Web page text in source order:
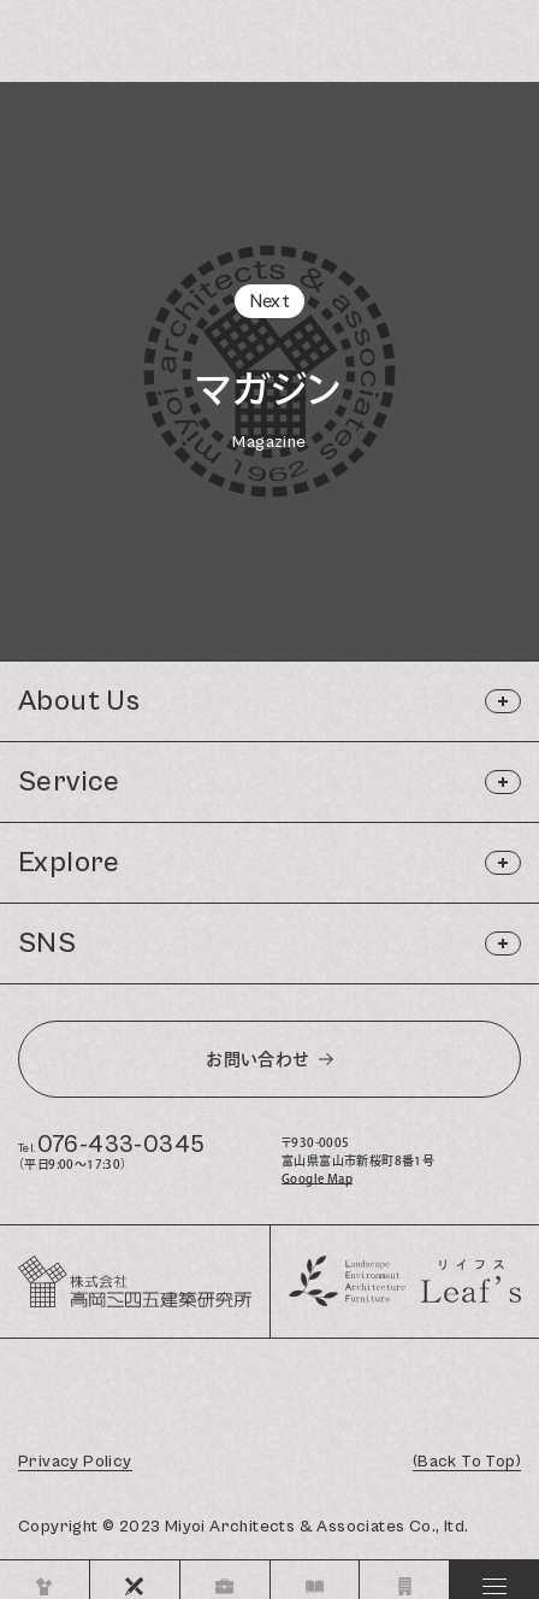
Next
マガジン
Magazine
About Us
Service
Explore
SNS
お問い合わせ
Tel. 076-433-0345
（平日9:00〜17:30）
〒930-0005
富山県富山市新桜町8番1号
Google Map
Privacy Policy (Back To Top)
Copyright © 2023 Miyoi Architects & Associates Co., ltd.